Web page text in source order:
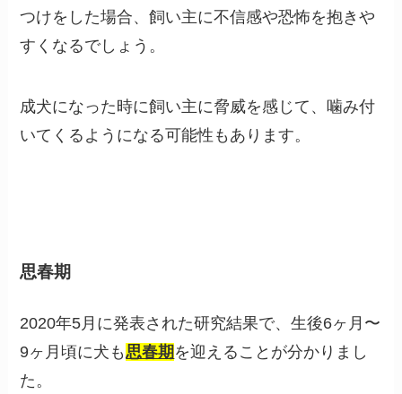
つけをした場合、飼い主に不信感や恐怖を抱きや
すくなるでしょう。
成犬になった時に飼い主に脅威を感じて、噛み付
いてくるようになる可能性もあります。
思春期
2020年5月に発表された研究結果で、生後6ヶ月〜
9ヶ月頃に犬も思春期 を迎えることが分かりまし
た。